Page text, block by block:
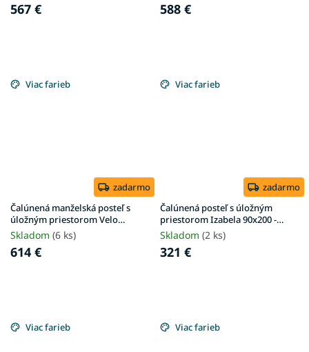
567 € 588 €
Viac farieb
zadarmo
Čalúnená manželská posteľ s
úložným priestorom Velo
160x200 - sivá Anthology
Skladom (6 ks)
614 €
Viac farieb
zadarmo
Čalúnená posteľ s úložným
priestorom Izabela 90x200 -
krémová
Skladom (2 ks)
321 €
Viac farieb Viac farieb